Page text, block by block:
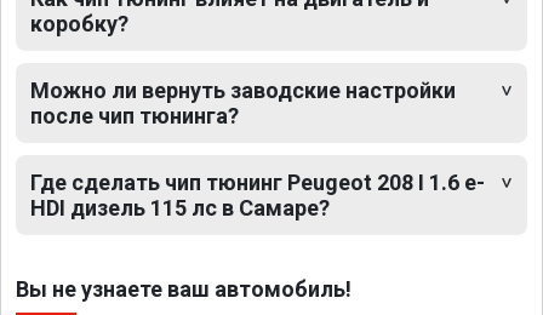
коробку?
Можно ли вернуть заводские настройки
после чип тюнинга?
Где сделать чип тюнинг Peugeot 208 I 1.6 e-
HDI дизель 115 лс в Самаре?
Вы не узнаете ваш автомобиль!